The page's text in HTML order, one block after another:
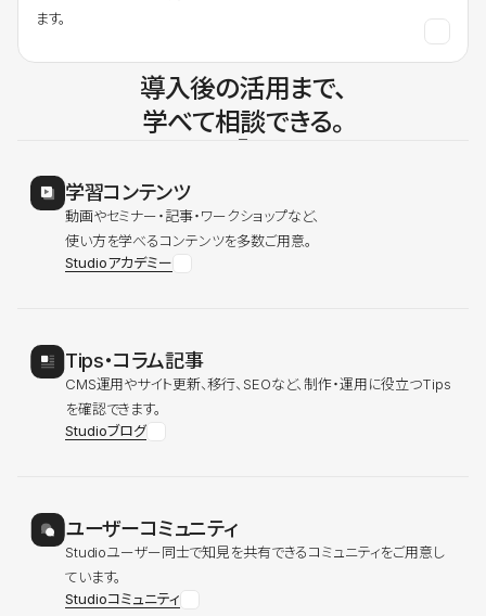
ます。
導入後の活用まで、
学べて相談できる。
学習コンテンツ
動画やセミナー・記事・ワークショップなど、
使い方を学べるコンテンツを多数ご用意。
Studioアカデミー
Tips・コラム記事
CMS運用やサイト更新、移行、SEOなど、制作・運用に役立つTips
を確認できます。
Studioブログ
ユーザーコミュニティ
Studioユーザー同士で知見を共有できるコミュニティをご用意し
ています。
Studioコミュニティ